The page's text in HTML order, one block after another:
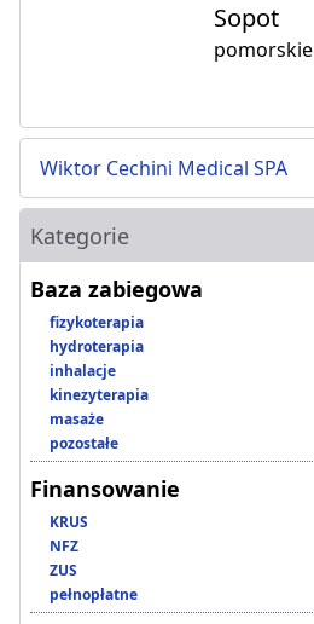
Sopot
pomorskie
Wiktor Cechini Medical SPA
Kategorie
Baza zabiegowa
fizykoterapia
hydroterapia
inhalacje
kinezyterapia
masaże
pozostałe
Finansowanie
KRUS
NFZ
ZUS
pełnopłatne